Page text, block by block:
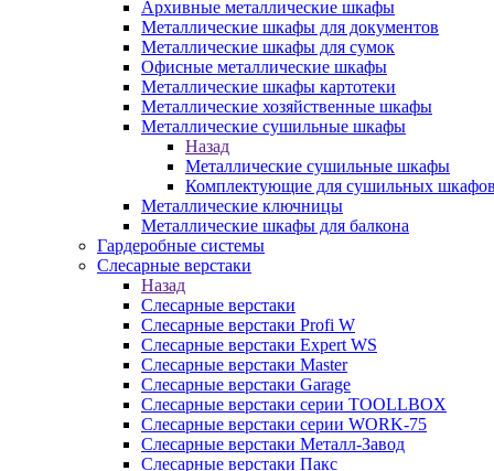
Архивные металлические шкафы
Металлические шкафы для документов
Металлические шкафы для сумок
Офисные металлические шкафы
Металлические шкафы картотеки
Металлические хозяйственные шкафы
Металлические сушильные шкафы
Назад
Металлические сушильные шкафы
Комплектующие для сушильных шкафов
Металлические ключницы
Металлические шкафы для балкона
Гардеробные системы
Слесарные верстаки
Назад
Слесарные верстаки
Слесарные верстаки Profi W
Слесарные верстаки Expert WS
Слесарные верстаки Master
Слесарные верстаки Garage
Слесарные верстаки серии TOOLLBOX
Слесарные верстаки серии WORK-75
Слесарные верстаки Металл-Завод
Слесарные верстаки Пакс